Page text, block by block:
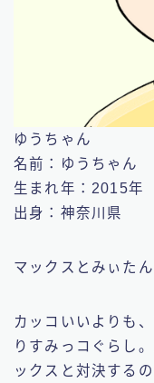
ゆうちゃん
名前：ゆうちゃん
生まれ年：2015年
出身：神奈川県
マックスとみぃた
カッコいいよりも
りすみっコぐらし
ックスと対決する